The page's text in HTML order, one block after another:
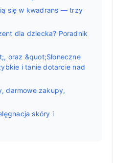
się w kwadrans — trzy
dla dziecka? Poradnik
oraz &quot;Słoneczne
i tanie dotarcie nad
darmowe zakupy,
skóry i